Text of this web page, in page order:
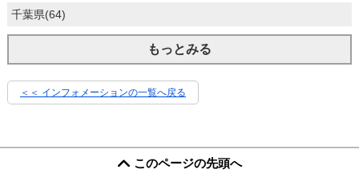
千葉県(64)
もっとみる
＜＜ インフォメーションの一覧へ戻る
このページの先頭へ